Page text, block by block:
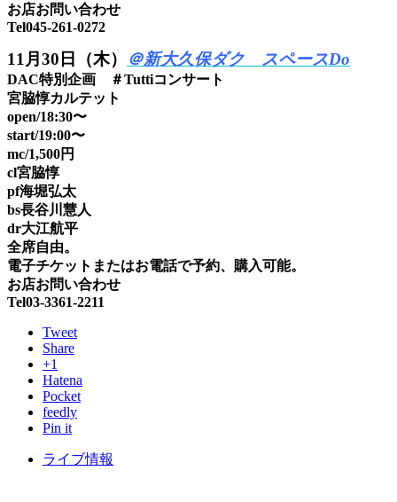
お店お問い合わせ
Tel045-261-0272
11月30日（木） ＠新大久保ダク スペースDo
DAC特別企画 ＃Tuttiコンサート
宮脇惇カルテット
open/18:30〜
start/19:00〜
mc/1,500円
cl宮脇惇
pf海堀弘太
bs長谷川慧人
dr大江航平
全席自由。
電子チケットまたはお電話で予約、購入可能。
お店お問い合わせ
Tel03-3361-2211
Tweet
Share
+1
Hatena
Pocket
feedly
Pin it
ライブ情報